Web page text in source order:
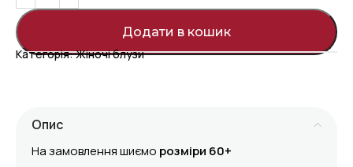
Додати в кошик
Категорія:Жіночі блузи
Опис
На замовлення шиємо розміри 60+